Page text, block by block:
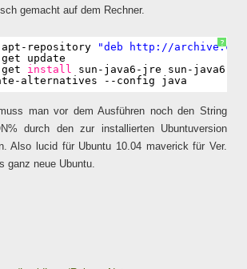
gemacht auf dem Rechner.
?
apt-repository "deb
http://
get update
install
sun-java6-jre sun-java6-
alternatives --config java
man vor dem Ausführen noch den String
durch den zur installierten Ubuntuversion
Also lucid für Ubuntu 10.04 maverick für Ver.
ganz neue Ubuntu.